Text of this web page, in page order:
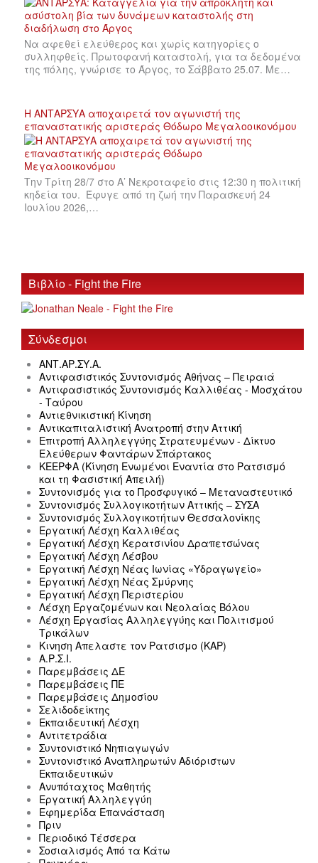
Να αφεθεί ελεύθερος και χωρίς κατηγορίες ο
συλληφθείς. Πρωτοφανή καταστολή, για τα δεδομένα
της πόλης, γνώρισε το Άργος, το Σάββατο 25.07. Με…
Η ΑΝΤΑΡΣΥΑ αποχαιρετά τον αγωνιστή της
επαναστατικής αριστεράς Θόδωρο Μεγαλοοικονόμου
Την Τρίτη 28/7 στο Α’ Νεκροταφείο στις 12:30 η πολιτική
κηδεία του. Έφυγε από τη ζωή την Παρασκευή 24
Ιουλίου 2026,…
Βιβλίο - Fight the Fire
Σύνδεσμοι
ΑΝΤ.ΑΡ.ΣΥ.Α.
Αντιφασιστικός Συντονισμός Αθήνας – Πειραιά
Αντιφασιστικός Συντονισμός Καλλιθέας - Μοσχάτου
- Ταύρου
Αντιεθνικιστική Κίνηση
Αντικαπιταλιστική Ανατροπή στην Αττική
Επιτροπή Αλληλεγγύης Στρατευμένων - Δίκτυο
Ελεύθερων Φαντάρων Σπάρτακος
ΚΕΕΡΦΑ (Κίνηση Ενωμένοι Εναντία στο Ρατσισμό
και τη Φασιστική Απειλή)
Συντονισμός για το Προσφυγικό – Μεταναστευτικό
Συντονισμός Συλλογικοτήτων Αττικής – ΣΥΣΑ
Συντονισμός Συλλογικοτήτων Θεσσαλονίκης
Εργατική Λέσχη Καλλιθέας
Εργατική Λέσχη Κερατσινίου Δραπετσώνας
Εργατική Λέσχη Λέσβου
Εργατική Λέσχη Νέας Ιωνίας «Υδραγωγείο»
Εργατική Λέσχη Νέας Σμύρνης
Εργατική Λέσχη Περιστερίου
Λέσχη Εργαζομένων και Νεολαίας Βόλου
Λέσχη Εργασίας Αλληλεγγύης και Πολιτισμού
Τρικάλων
Κινηση Απελαστε τον Ρατσισμο (ΚΑΡ)
Α.Ρ.Σ.Ι.
Παρεμβάσεις ΔΕ
Παρεμβάσεις ΠΕ
Παρεμβάσεις Δημοσίου
Σελιδοδείκτης
Εκπαιδευτική Λέσχη
Αντιτετράδια
Συντονιστικό Νηπιαγωγών
Συντονιστικό Αναπληρωτών Αδιόριστων
Εκπαιδευτικών
Ανυπόταχτος Μαθητής
Εργατική Αλληλεγγύη
Εφημερίδα Επανάσταση
Πριν
Περιοδικό Τέσσερα
Σοσιαλισμός Από τα Κάτω